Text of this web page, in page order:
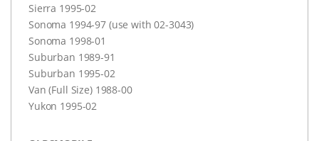
Sierra 1995-02
Sonoma 1994-97 (use with 02-3043)
Sonoma 1998-01
Suburban 1989-91
Suburban 1995-02
Van (Full Size) 1988-00
Yukon 1995-02